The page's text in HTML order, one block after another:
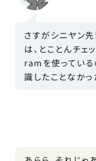
さすがシニヤン
は、とことんチ
ramを使ってい
識したことなか